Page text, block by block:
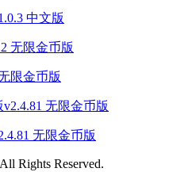
中文版
限金币版
无限金币版
Rights Reserved.